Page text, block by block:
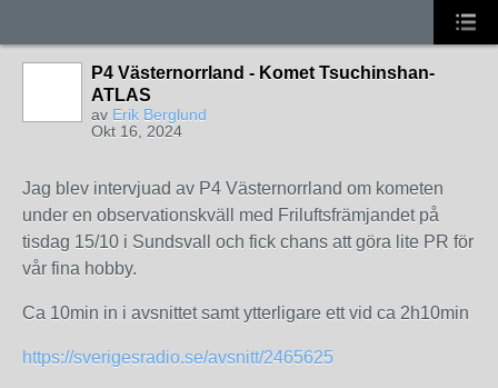
P4 Västernorrland - Komet Tsuchinshan-
ATLAS
av Erik Berglund
Okt 16, 2024
Jag blev intervjuad av P4 Västernorrland om kometen
under en observationskväll med Friluftsfrämjandet på
tisdag 15/10 i Sundsvall och fick chans att göra lite PR för
vår fina hobby.
Ca 10min in i avsnittet samt ytterligare ett vid ca 2h10min
https://sverigesradio.se/avsnitt/2465625